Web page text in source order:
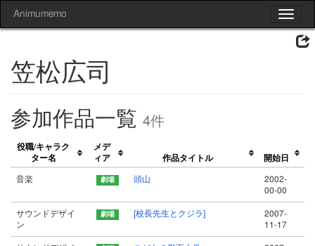
Toggle
Animumemo
笠松広司
参加作品一覧 4件
役職/キャラク
ター名
メデ
ィア
作品タイトル 開始日
音楽 頭山
2002-
00-00
サウンドデザイ
ン
[校長先生とクジラ]
2007-
11-17